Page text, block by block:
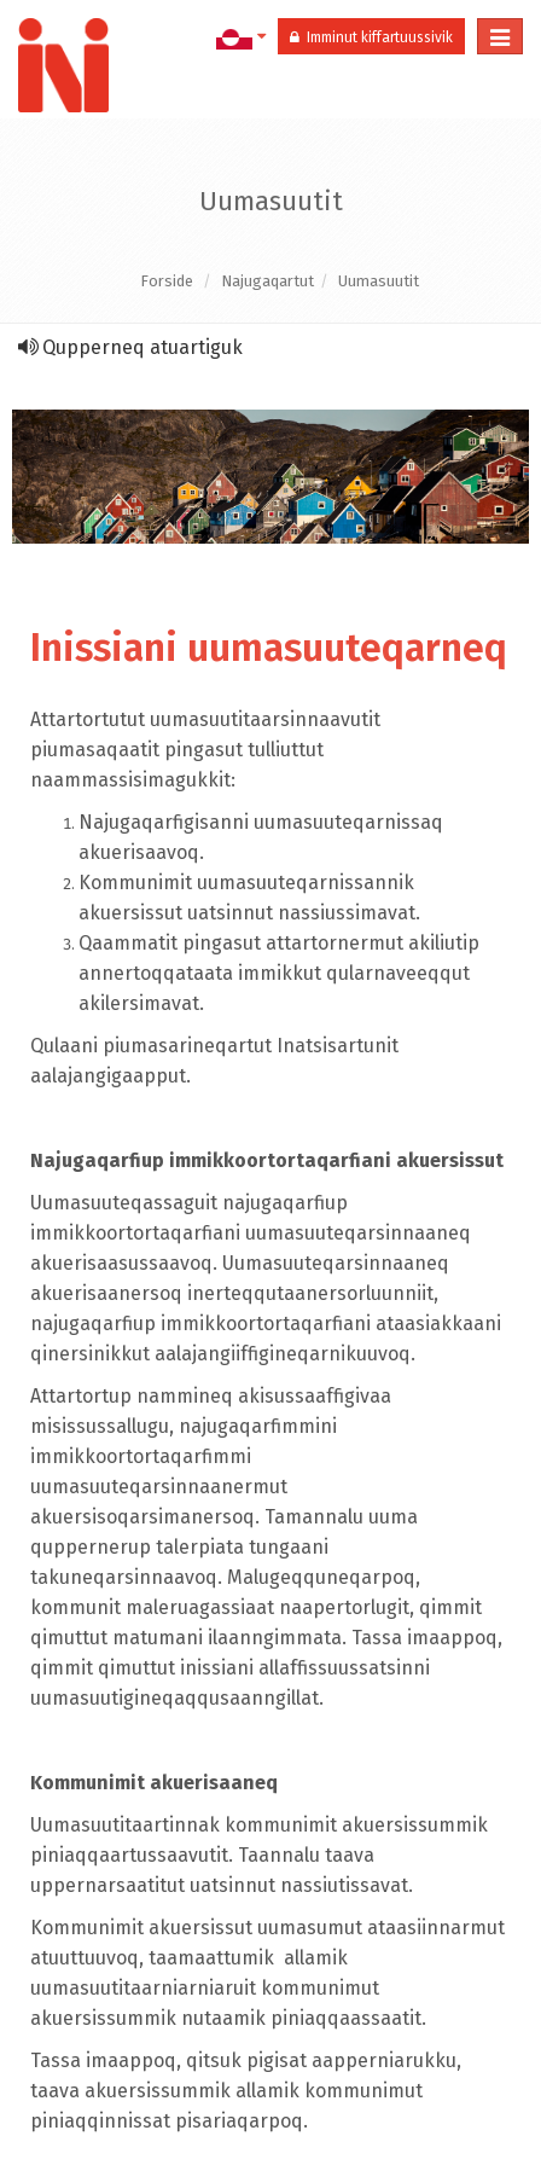
Imminut kiffartuussivik
Uumasuutit
Forside Najugaqartut Uumasuutit
Qupperneq atuartiguk
Inissiani uumasuuteqarneq
Attartortutut uumasuutitaarsinnaavutit
piumasaqaatit pingasut tulliuttut
naammassisimagukkit:
Najugaqarfigisanni uumasuuteqarnissaq
akuerisaavoq.
Kommunimit uumasuuteqarnissannik
akuersissut uatsinnut nassiussimavat.
Qaammatit pingasut attartornermut akiliutip
annertoqqataata immikkut qularnaveeqqut
akilersimavat.
Qulaani piumasarineqartut Inatsisartunit
aalajangigaapput.
Najugaqarfiup immikkoortortaqarfiani akuersissut
Uumasuuteqassaguit najugaqarfiup
immikkoortortaqarfiani uumasuuteqarsinnaaneq
akuerisaasussaavoq. Uumasuuteqarsinnaaneq
akuerisaanersoq inerteqqutaanersorluunniit,
najugaqarfiup immikkoortortaqarfiani ataasiakkaani
qinersinikkut aalajangiiffigineqarnikuuvoq.
Attartortup nammineq akisussaaffigivaa
misissussallugu, najugaqarfimmini
immikkoortortaqarfimmi
uumasuuteqarsinnaanermut
akuersisoqarsimanersoq. Tamannalu uuma
quppernerup talerpiata tungaani
takuneqarsinnaavoq. Malugeqquneqarpoq,
kommunit maleruagassiaat naapertorlugit, qimmit
qimuttut matumani ilaanngimmata. Tassa imaappoq,
qimmit qimuttut inissiani allaffissuussatsinni
uumasuutigineqaqqusaanngillat.
Kommunimit akuerisaaneq
Uumasuutitaartinnak kommunimit akuersissummik
piniaqqaartussaavutit. Taannalu taava
uppernarsaatitut uatsinnut nassiutissavat.
Kommunimit akuersissut uumasumut ataasiinnarmut
atuuttuuvoq, taamaattumik allamik
uumasuutitaarniarniaruit kommunimut
akuersissummik nutaamik piniaqqaassaatit.
Tassa imaappoq, qitsuk pigisat aapperniarukku,
taava akuersissummik allamik kommunimut
piniaqqinnissat pisariaqarpoq.